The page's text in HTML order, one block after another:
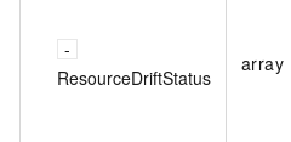
ResourceDriftStatus
array